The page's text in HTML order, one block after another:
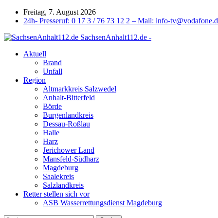
Freitag, 7. August 2026
24h- Presseruf: 0 17 3 / 76 73 12 2 – Mail: info-
SachsenAnhalt112.de -
Aktuell
Brand
Unfall
Region
Altmarkkreis Salzwedel
Anhalt-Bitterfeld
Börde
Burgenlandkreis
Dessau-Roßlau
Halle
Harz
Jerichower Land
Mansfeld-Südharz
Magdeburg
Saalekreis
Salzlandkreis
Retter stellen sich vor
ASB Wasserrettungsdienst Magdeburg